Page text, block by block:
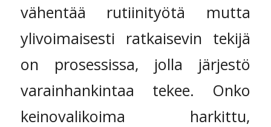
vähentää rutiinityötä mutta
ylivoimaisesti ratkaisevin tekijä
on prosessissa, jolla järjestö
varainhankintaa tekee. Onko
keinovalikoima harkittu,